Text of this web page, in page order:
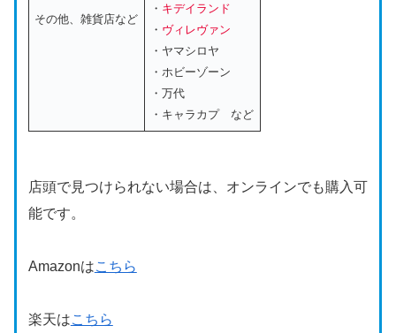
その他、雑貨店など
・ キデイランド
・ ヴィレヴァン
・ヤマシロヤ
・ホビーゾーン
・万代
・キャラカプ など
店頭で見つけられない場合は、オンラインでも購入可
能です。
Amazonはこちら
楽天はこちら